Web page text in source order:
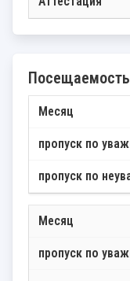
Посещаемость